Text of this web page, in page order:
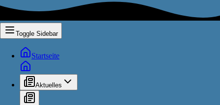
Toggle Sidebar
Startseite
Aktuelles